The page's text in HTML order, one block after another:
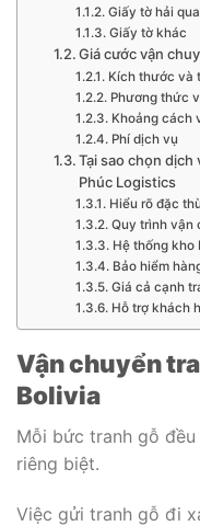
Giấy tờ hải
Giấy tờ khác
Giá cước vận
Kích thước và
Phương thức
Khoảng cách
Phí dịch vụ
Tại sao chọn
Phúc Logistics
Hiểu rõ đặc
Quy trình vận
Hệ thống kho
Bảo hiểm
Giá cả cạnh
Hỗ trợ khách
Vận chuyển
Bolivia
Mỗi bức tranh gỗ
riêng biệt.
Việc gửi tranh gỗ đi